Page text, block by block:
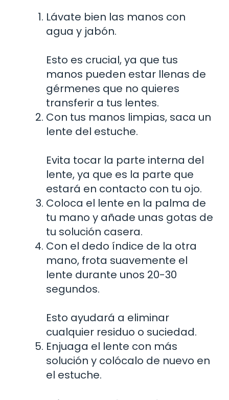
Lávate bien las manos con
agua y jabón.
Esto es crucial, ya que tus
manos pueden estar llenas de
gérmenes que no quieres
transferir a tus lentes.
Con tus manos limpias, saca un
lente del estuche.
Evita tocar la parte interna del
lente, ya que es la parte que
estará en contacto con tu ojo.
Coloca el lente en la palma de
tu mano y añade unas gotas de
tu solución casera.
Con el dedo índice de la otra
mano, frota suavemente el
lente durante unos 20-30
segundos.
Esto ayudará a eliminar
cualquier residuo o suciedad.
Enjuaga el lente con más
solución y colócalo de nuevo en
el estuche.